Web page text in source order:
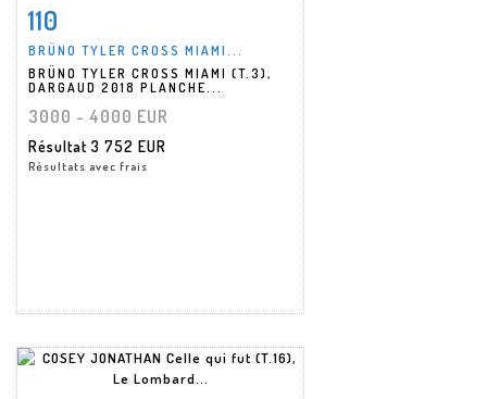
Fiche détaillée
110
BRÜNO TYLER CROSS MIAMI...
BRÜNO TYLER CROSS MIAMI (T.3),
DARGAUD 2018 PLANCHE...
3000 - 4000 EUR
Résultat 3 752 EUR
Résultats avec frais